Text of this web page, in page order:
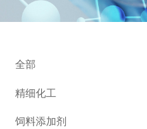
全部
精细化工
饲料添加剂